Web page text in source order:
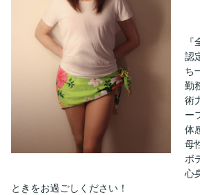
認
ち
勤
術
ー
体
母
ボ
心
ときをお過ごしください！